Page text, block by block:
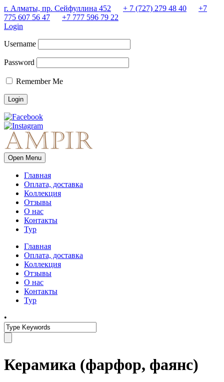
г. Алматы, пр. Сейфуллина 452 + 7 (727) 279 48 40
+7
775 607 56 47
+7 777 596 79 22
Login
Username
Password
Remember Me
Open Menu
Главная
Оплата, доставка
Коллекция
Отзывы
О нас
Контакты
Тур
Главная
Оплата, доставка
Коллекция
Отзывы
О нас
Контакты
Тур
•
Керамика (фарфор, фаянс)